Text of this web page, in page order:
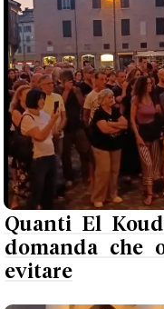
Quanti El
domanda che
evitare